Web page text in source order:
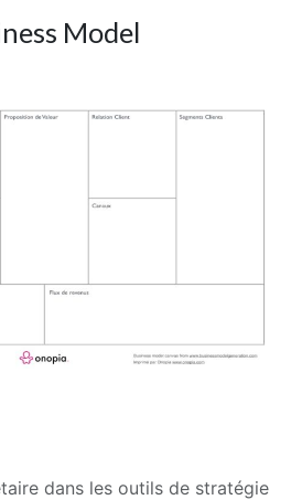
Model
dans les outils de stratégie